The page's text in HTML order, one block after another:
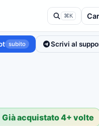
⌘K
subito Scrivi al
Già acquistato 4+ volte